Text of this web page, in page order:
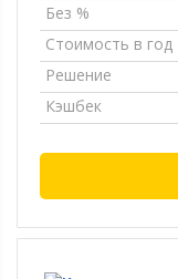
Без %
Стоимость в год
Решение
Кэшбек